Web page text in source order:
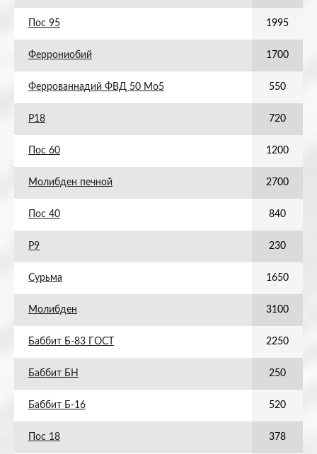
Пос 95 1995
Феррониобий 1700
Феррованнадий ФВД 50 Мо5 550
Р18 720
Пос 60 1200
Молибден печной 2700
Пос 40 840
Р9 230
Сурьма 1650
Молибден 3100
Баббит Б-83 ГОСТ 2250
Баббит БН 250
Баббит Б-16 520
Пос 18 378